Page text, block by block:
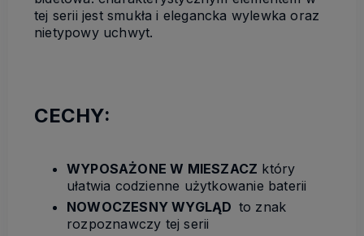
tej serii jest smukła i elegancka wylewka oraz
nietypowy uchwyt.
CECHY:
WYPOSAŻONE W MIESZACZ który
ułatwia codzienne użytkowanie baterii
NOWOCZESNY WYGLĄD to znak
rozpoznawczy tej serii